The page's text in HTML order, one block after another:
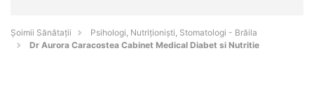
Şoimii Sănătații
Psihologi, Nutriționiști, Stomatologi - Brăila
Dr Aurora Caracostea Cabinet Medical Diabet si Nutritie